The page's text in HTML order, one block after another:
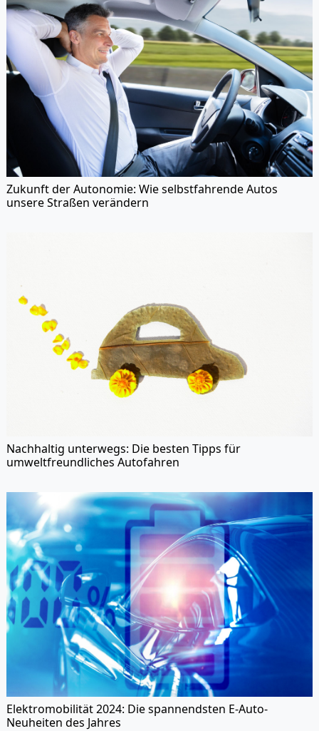
Zukunft der Autonomie: Wie selbstfahrende Autos
unsere Straßen verändern
Nachhaltig unterwegs: Die besten Tipps für
umweltfreundliches Autofahren
Elektromobilität 2024: Die spannendsten E-Auto-
Neuheiten des Jahres